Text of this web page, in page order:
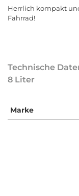
Herrlich kompakt
Fahrrad!
Technische
8 Liter
Marke